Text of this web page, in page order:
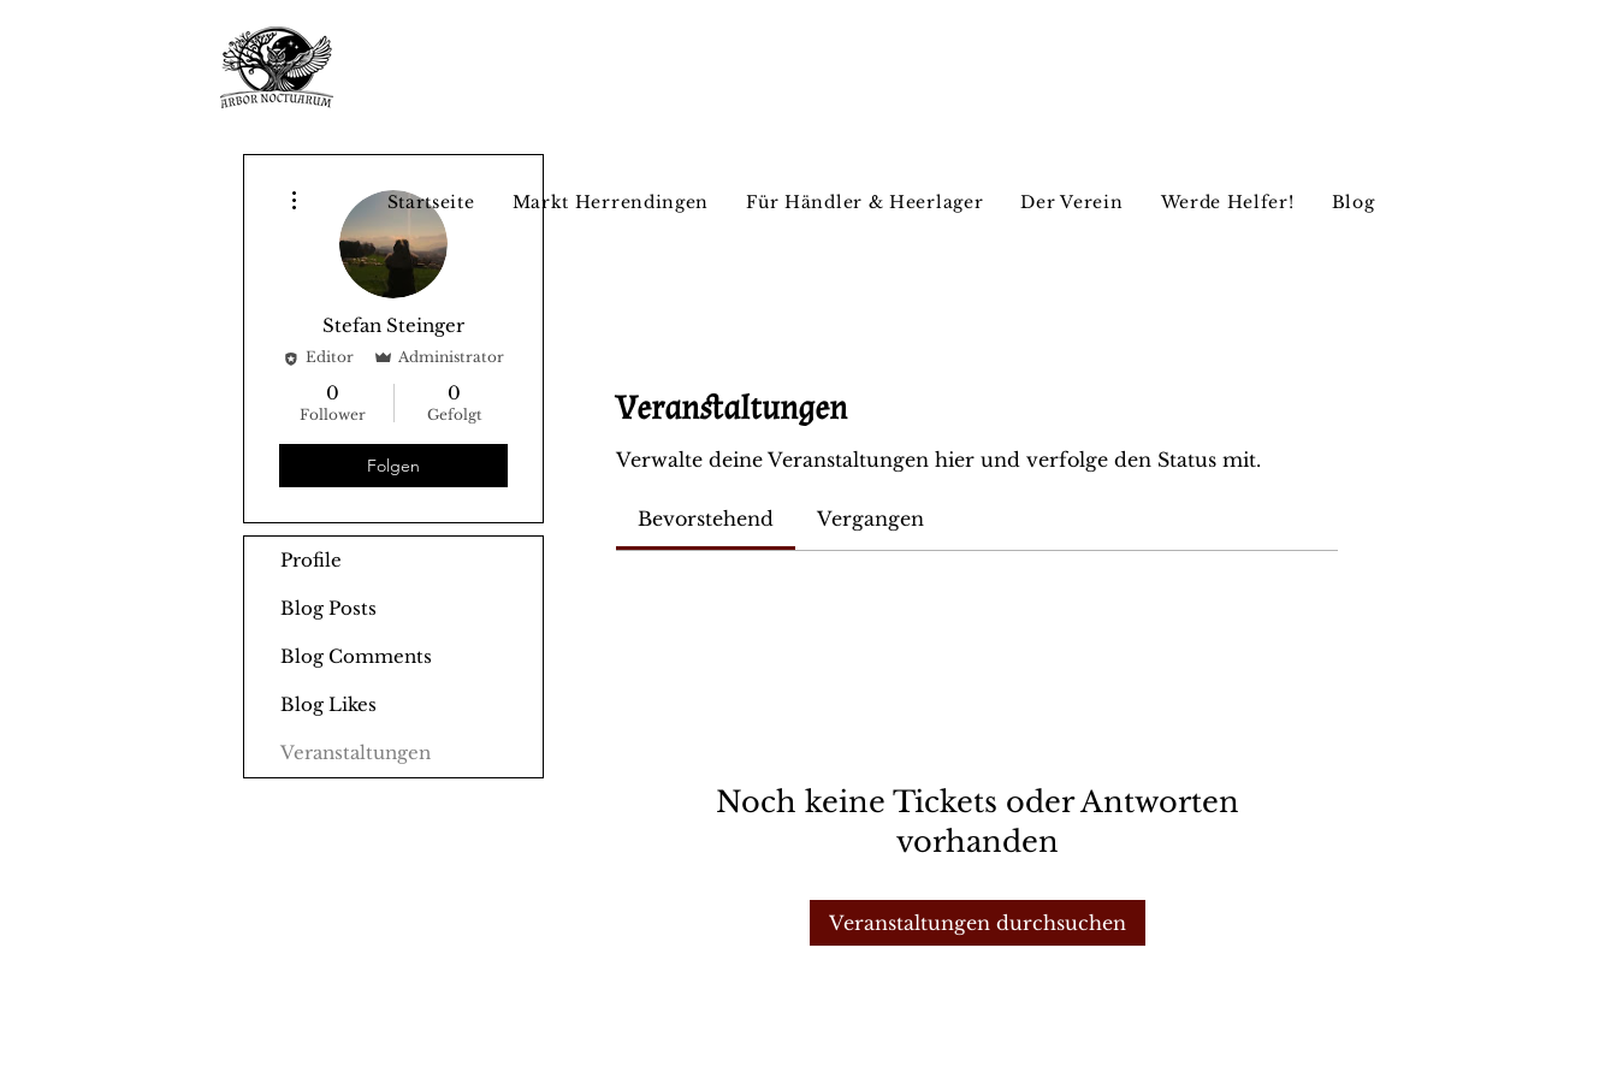
Startseite Markt Herrendingen Für Händler & Heerlager Der Verein Werde Helfer! Blog
Veranstaltungen
Verwalte deine Veranstaltungen hier und verfolge den Status mit.
Bevorstehend Vergangen
Noch keine Tickets oder Antworten
vorhanden
Veranstaltungen durchsuchen
Stefan Steinger
Editor Administrator
0
Follower
0
Gefolgt
Folgen
Profile
Blog Posts
Blog Comments
Blog Likes
Veranstaltungen